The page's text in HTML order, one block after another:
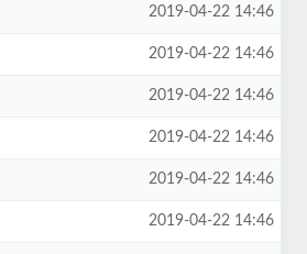
2019-04-22 14:46
2019-04-22 14:46
2019-04-22 14:46
2019-04-22 14:46
2019-04-22 14:46
2019-04-22 14:46